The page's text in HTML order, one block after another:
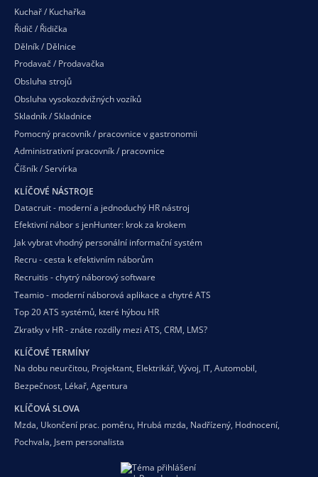
Kuchař / Kuchařka
Řidič / Řidička
Dělník / Dělnice
Prodavač / Prodavačka
Obsluha strojů
Obsluha vysokozdvižných vozíků
Skladník / Skladnice
Pomocný pracovník / pracovnice v gastronomii
Administrativní pracovník / pracovnice
Číšník / Servírka
KLÍČOVÉ NÁSTROJE
Datacruit - moderní a jednoduchý HR nástroj
Efektivní nábor s jenHunter: krok za krokem
Jak vybrat vhodný personální informační systém
Recru - cesta k efektivním náborům
Recruitis - chytrý náborový software
Teamio - moderní náborová aplikace a chytré ATS
Top 20 ATS systémů, které hýbou HR
Zkratky v HR - znáte rozdíly mezi ATS, CRM, LMS?
KLÍČOVÉ TERMÍNY
Na dobu neurčitou, Projektant, Elektrikář, Vývoj, IT, Automobil,
Bezpečnost, Lékař, Agentura
KLÍČOVÁ SLOVA
Mzda, Ukončení prac. poměru, Hrubá mzda, Nadřízený, Hodnocení,
Pochvala, Jsem personalista